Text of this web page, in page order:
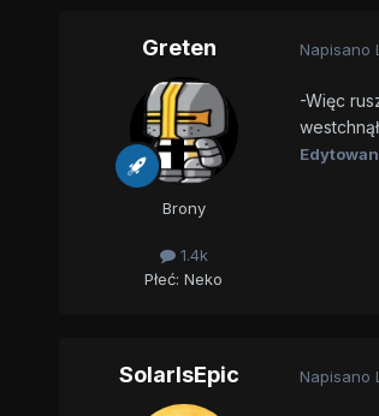
Greten
Brony
1.4k
Płeć: Neko
Napisano
-Więc
SolarIsEpic Napisano